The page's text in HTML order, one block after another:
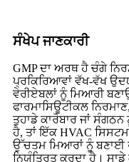
ਸੰਖੇਪ ਜਾਣਕਾਰੀ
GMP ਦਾ ਅਰਥ ਹੈ ਚੰਗੇ
ਪ੍ਰਕਿਰਿਆਵਾਂ ਵੱਖ-ਵੱਖ
ਵੇਰੀਏਬਲਾਂ ਨੂੰ ਮਿਆਰੀ
ਫਾਰਮਾਸਿਊਟੀਕਲ
ਤੁਹਾਡੇ ਕਾਰੋਬਾਰ ਜਾਂ
ਹੈ, ਤਾਂ ਇੱਕ HVAC
ਉੱਚਤਮ ਮਿਆਰਾਂ ਨੂੰ ਬਣਾਈ
ਨਿਯੰਤ੍ਰਿਤ ਕਰਦਾ ਹੈ।